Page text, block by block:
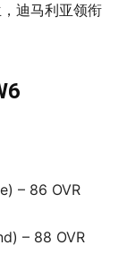
迪马利亚领衔
– 86 OVR
– 88 OVR